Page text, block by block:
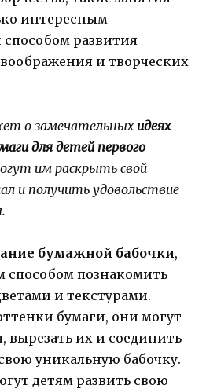
интересным
способом развития
и творческих
о замечательных идеях
для детей первого
им раскрыть свой
и получить удовольствие
бумажной бабочки,
способом познакомить
и текстурами.
бумаги, они могут
вырезать их и соединить
уникальную бабочку.
детям развить свою